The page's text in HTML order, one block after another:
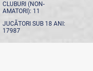
CLUBURI (NON-
AMATORI): 11
JUCĂTORI SUB 18 ANI:
17987